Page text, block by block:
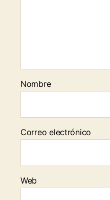
Nombre
Correo electrónico
Web